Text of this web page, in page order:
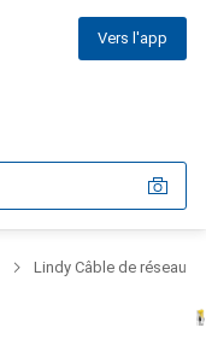
Vers l'app
Lindy Câble de réseau